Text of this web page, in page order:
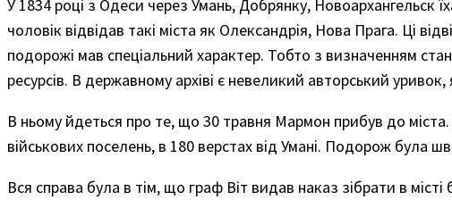
У 1834 році з Одеси через Умань, Добрянку, Новоархангельск
чоловік відвідав такі міста як Олександрія, Нова Прага. Ці
подорожі мав спеціальний характер. Тобто з визначенням
ресурсів. В державному архіві є невеликий авторський
В ньому йдеться про те, що 30 травня Мармон прибув до
військових поселень, в 180 верстах від Умані. Подорож була
Вся справа була в тім, що граф Віт видав наказ зібрати в